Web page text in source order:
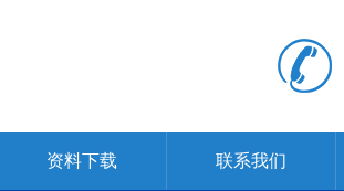
资料下载 联系我们